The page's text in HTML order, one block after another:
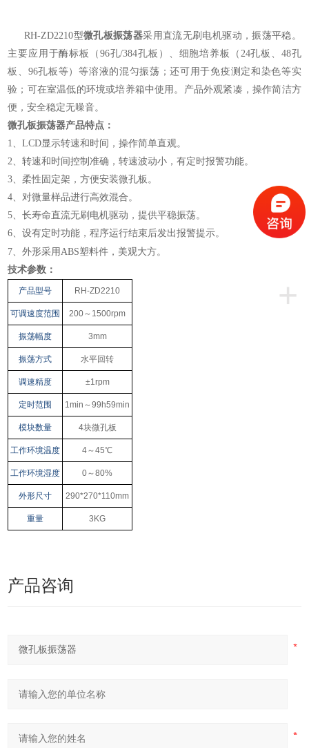
RH-ZD2210型微孔板振荡器采用直流无刷电机驱动，振荡平稳。
主要应用于酶标板（96孔/384孔板）、细胞培养板（24孔板、48孔
板、96孔板等）等溶液的混匀振荡；还可用于免疫测定和染色等实
验；可在室温低的环境或培养箱中使用。产品外观紧凑，操作简洁方
便，安全稳定无噪音。
微孔板振荡器产品特点：
1、LCD显示转速和时间，操作简单直观。
2、转速和时间控制准确，转速波动小，有定时报警功能。
3、柔性固定架，方便安装微孔板。
4、对微量样品进行高效混合。
5、长寿命直流无刷电机驱动，提供平稳振荡。
6、设有定时功能，程序运行结束后发出报警提示。
7、外形采用 ABS塑料件， 美观大方。
技术参数：
+
产品型号 RH-ZD2210
可调速度范围 200～ 1500rpm
振荡幅度 3mm
振荡方式 水平回转
调速精度 ±1rpm
定时范围 1min～99h59min
模块数量 4块微孔板
工作环境温度 4～45℃
工作环境湿度 0～80%
外形尺寸 290*270*110mm
重量 3KG
产品咨询